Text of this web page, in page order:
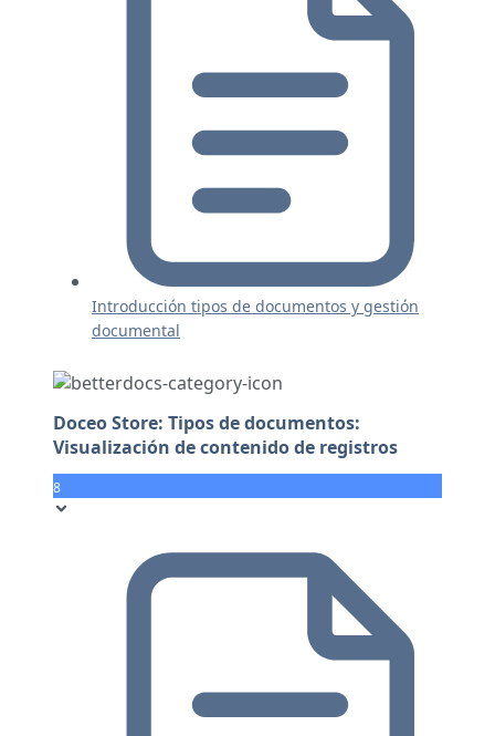
Introducción tipos de documentos y gestión
documental
Doceo Store: Tipos de documentos:
Visualización de contenido de registros
8